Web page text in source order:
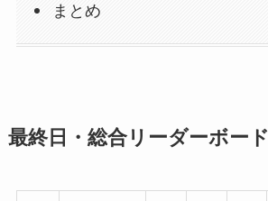
まとめ
最終日・総合リーダーボード